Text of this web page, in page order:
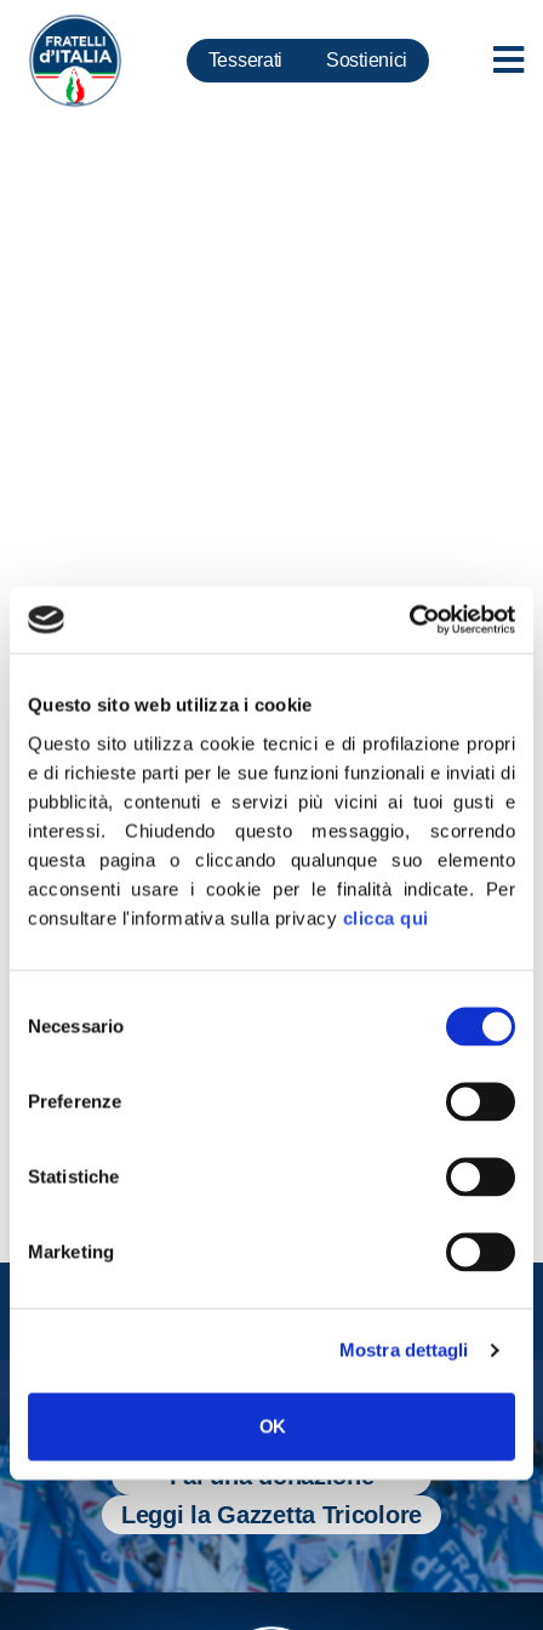
Questo sito web utilizza i cookie
Questo sito utilizza cookie tecnici e di profilazione propri
e di richieste parti per le sue funzioni funzionali e inviati di
pubblicità, contenuti e servizi più vicini ai tuoi gusti e
interessi.Chiudendo questo messaggio, scorrendo
questa pagina o cliccando qualunque suo elemento
acconsenti usare i cookie per le finalità indicate. Per
consultare l'informativa sulla privacy clicca qui
delNecessario
Preferenze
Statistiche
Marketing
Mostra dettagli
OK
Tesserati Sostienici
“La guerra in Siria è sicuramente una
ulteriore spinta a dare presto all’Italia un
nuovo governo che poi è anche quello che
Fratelli d’Italia chiede. Ciò premesso, va
anche detto che anche in questa fase un
governo c’è e ci sono tutte le possibilità per
scelte oculate”.
Russa intervenendo a Rainews 24.
Tesserati
Fai una donazione
Leggi la Gazzetta Tricolore